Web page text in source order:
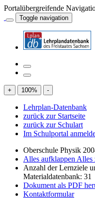
Portalübergreifende
Toggle navigation
+ 100% -
Lehrplan-Datenbank
zurück zur Startseite
zurück zur Schulart
Im Schulportal
Oberschule Physik
Alles aufklappen Alles
Anzahl der Lernziele
Materialdatenbank: 31
Dokument als PDF
Kontaktformular